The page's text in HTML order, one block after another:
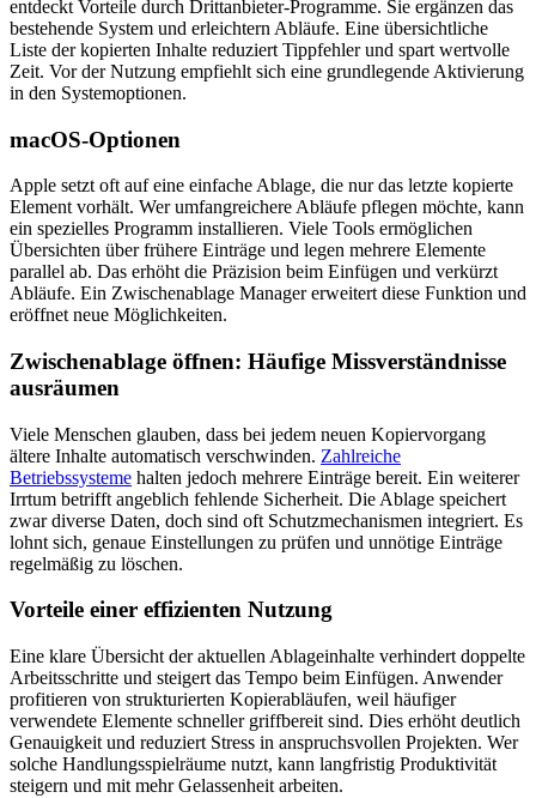
entdeckt Vorteile durch Drittanbieter-Programme. Sie ergänzen das
bestehende System und erleichtern Abläufe. Eine übersichtliche
Liste der kopierten Inhalte reduziert Tippfehler und spart wertvolle
Zeit. Vor der Nutzung empfiehlt sich eine grundlegende Aktivierung
in den Systemoptionen.
macOS-Optionen
Apple setzt oft auf eine einfache Ablage, die nur das letzte kopierte
Element vorhält. Wer umfangreichere Abläufe pflegen möchte, kann
ein spezielles Programm installieren. Viele Tools ermöglichen
Übersichten über frühere Einträge und legen mehrere Elemente
parallel ab. Das erhöht die Präzision beim Einfügen und verkürzt
Abläufe. Ein Zwischenablage Manager erweitert diese Funktion und
eröffnet neue Möglichkeiten.
Zwischenablage öffnen: Häufige Missverständnisse
ausräumen
Viele Menschen glauben, dass bei jedem neuen Kopiervorgang
ältere Inhalte automatisch verschwinden. Zahlreiche
Betriebssysteme halten jedoch mehrere Einträge bereit. Ein weiterer
Irrtum betrifft angeblich fehlende Sicherheit. Die Ablage speichert
zwar diverse Daten, doch sind oft Schutzmechanismen integriert. Es
lohnt sich, genaue Einstellungen zu prüfen und unnötige Einträge
regelmäßig zu löschen.
Vorteile einer effizienten Nutzung
Eine klare Übersicht der aktuellen Ablageinhalte verhindert doppelte
Arbeitsschritte und steigert das Tempo beim Einfügen. Anwender
profitieren von strukturierten Kopierabläufen, weil häufiger
verwendete Elemente schneller griffbereit sind. Dies erhöht deutlich
Genauigkeit und reduziert Stress in anspruchsvollen Projekten. Wer
solche Handlungsspielräume nutzt, kann langfristig Produktivität
steigern und mit mehr Gelassenheit arbeiten.